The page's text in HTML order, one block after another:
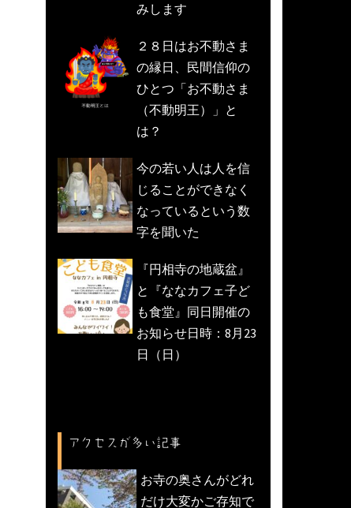
みします
２８日はお不動さま
の縁日、民間信仰の
ひとつ「お不動さま
（不動明王）」と
は？
今の若い人は人を信
じることができなく
なっているという数
字を聞いた
『円相寺の地蔵盆』
と『ななカフェ子ど
も食堂』同日開催の
お知らせ日時：8月23
日（日）
アクセスが多い記事
お寺の奥さんがどれ
だけ大変かご存知で